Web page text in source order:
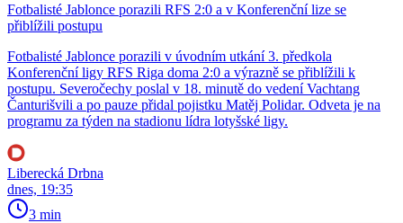
Fotbalisté Jablonce porazili RFS 2:0 a v Konferenční lize se
přiblížili postupu
Fotbalisté Jablonce porazili v úvodním utkání 3. předkola
Konferenční ligy RFS Riga doma 2:0 a výrazně se přiblížili k
postupu. Severočechy poslal v 18. minutě do vedení Vachtang
Čanturišvili a po pauze přidal pojistku Matěj Polidar. Odveta je na
programu za týden na stadionu lídra lotyšské ligy.
Liberecká Drbna
dnes, 19:35
3 min